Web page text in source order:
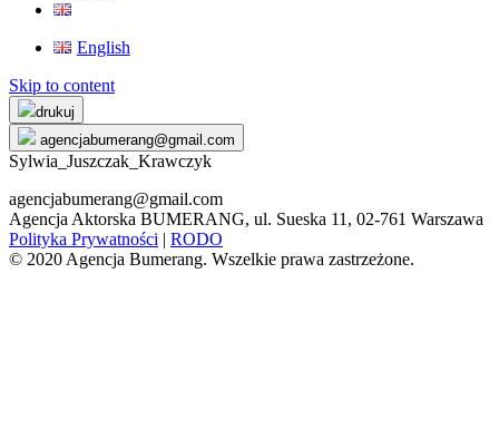
English
Skip to content
drukuj
agencjabumerang@gmail.com
Sylwia_Juszczak_Krawczyk
agencjabumerang@gmail.com
Agencja Aktorska BUMERANG, ul. Sueska 11, 02-761 Warszawa
Polityka Prywatności | RODO
© 2020 Agencja Bumerang. Wszelkie prawa zastrzeżone.